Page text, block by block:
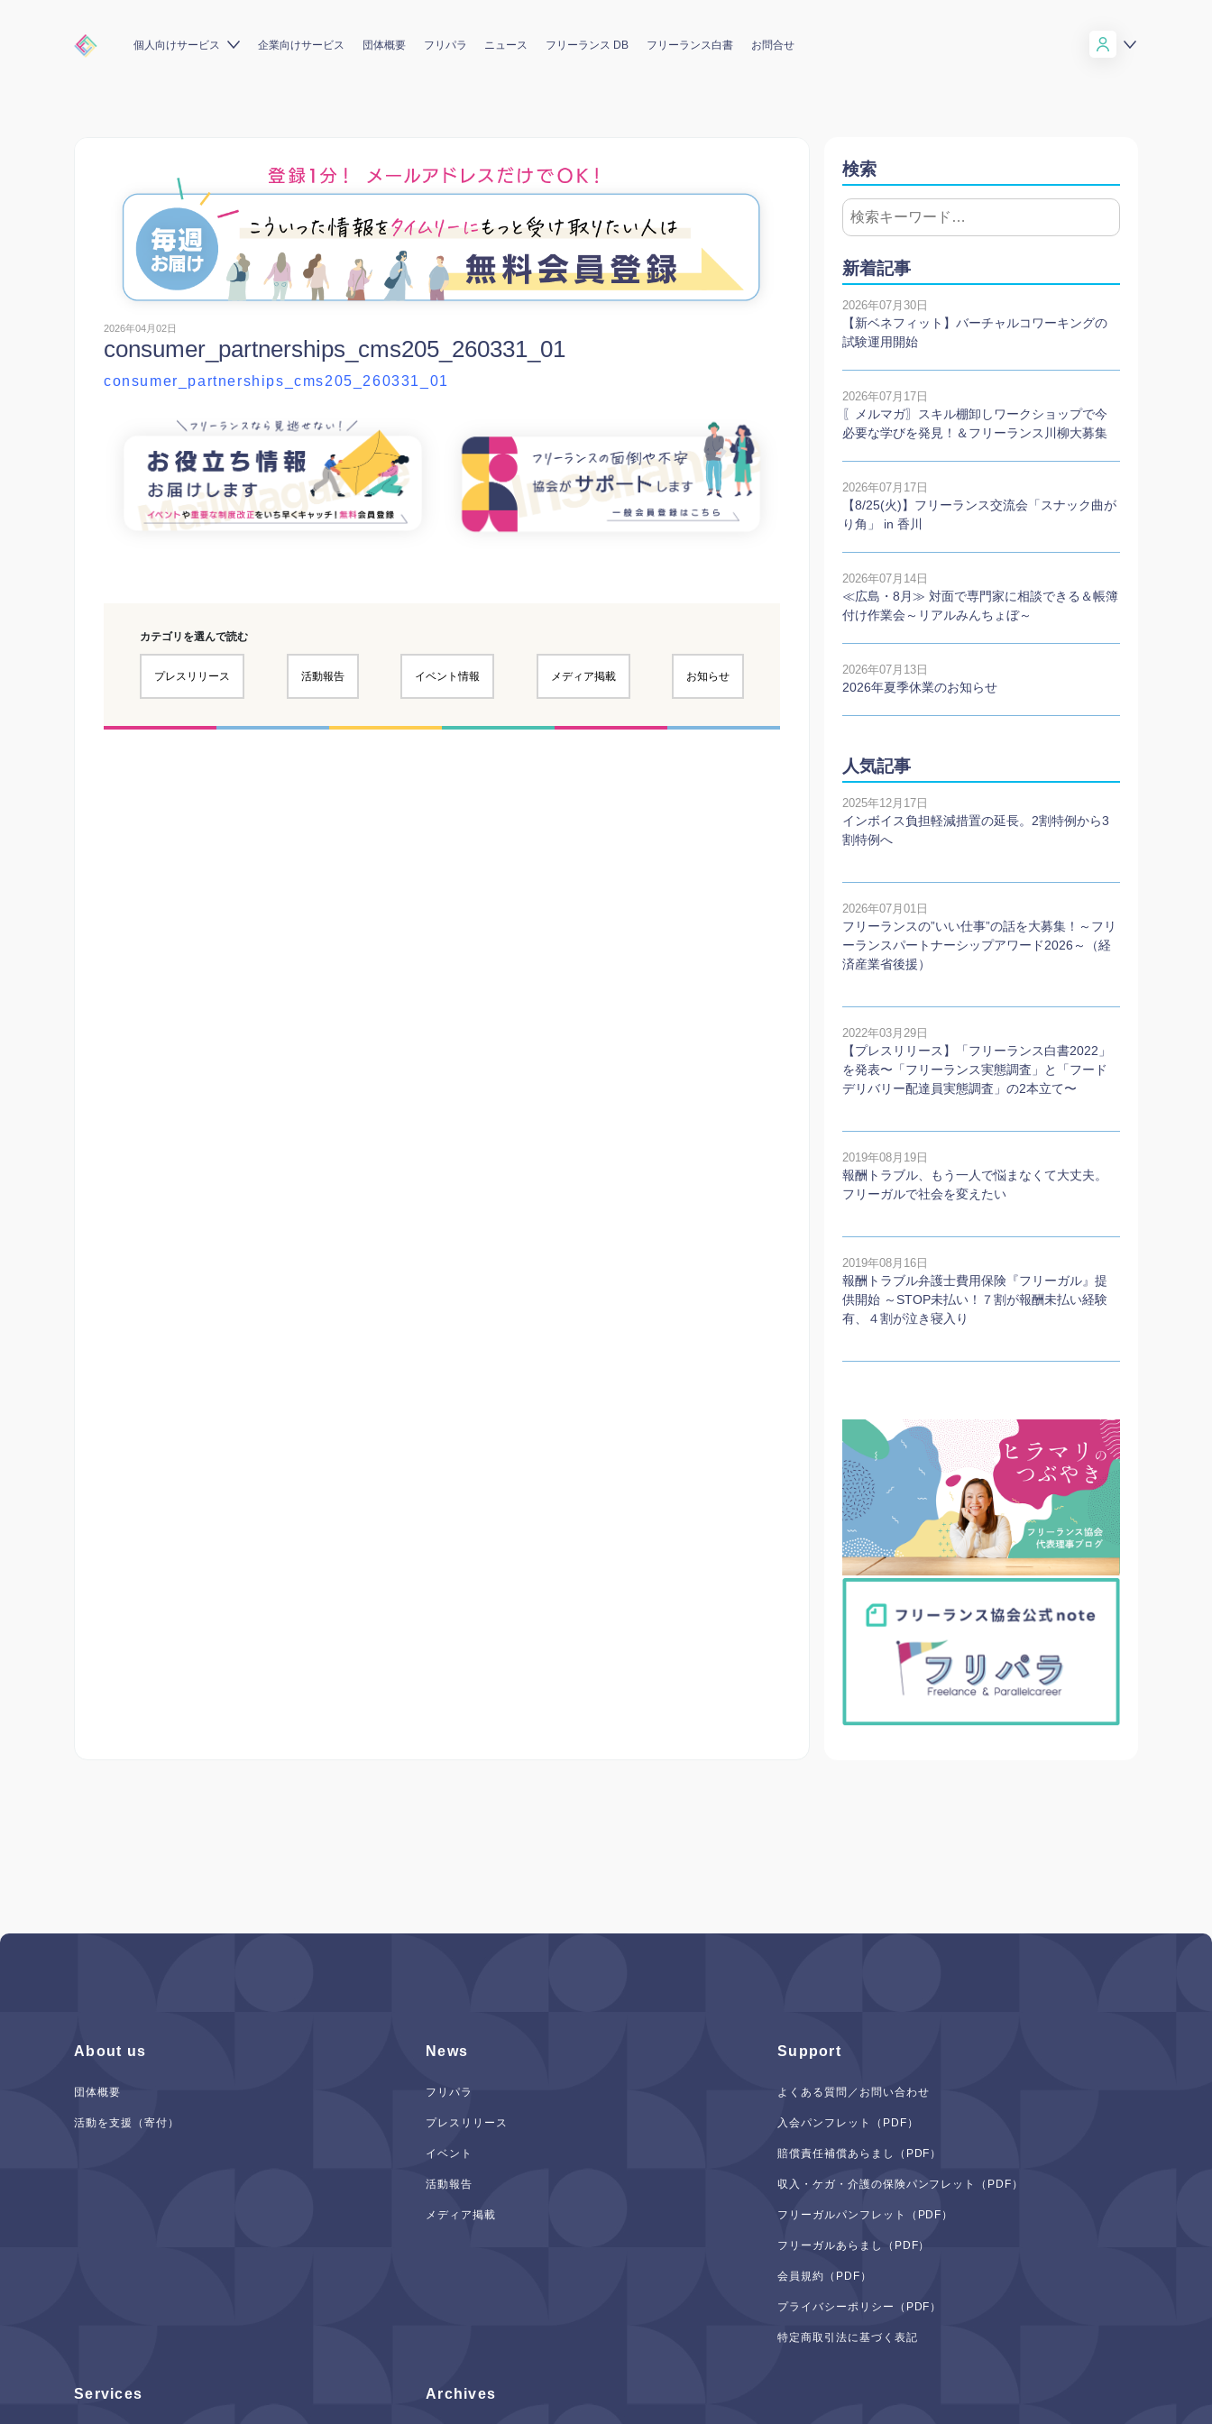
個人向けサービス 企業向けサービス 団体概要 フリパラ ニュース フリーランス DB フリーランス白書 お問合せ
2026年04月02日
consumer_partnerships_cms205_260331_01
consumer_partnerships_cms205_260331_01
カテゴリを選んで読む
プレスリリース 活動報告 イベント情報 メディア掲載 お知らせ
検索
新着記事
2026年07月30日
【新ベネフィット】バーチャルコワーキングの
試験運用開始
2026年07月17日
〖メルマガ〗スキル棚卸しワークショップで今
必要な学びを発見！＆フリーランス川柳大募集
2026年07月17日
【8/25(火)】フリーランス交流会「スナック曲が
り角」 in 香川
2026年07月14日
≪広島・8月≫ 対面で専門家に相談できる＆帳簿
付け作業会～リアルみんちょぼ～
2026年07月13日
2026年夏季休業のお知らせ
人気記事
2025年12月17日
インボイス負担軽減措置の延長。2割特例から3
割特例へ
2026年07月01日
フリーランスの”いい仕事”の話を大募集！～フリ
ーランスパートナーシップアワード2026～（経
済産業省後援）
2022年03月29日
【プレスリリース】「フリーランス白書2022」
を発表〜「フリーランス実態調査」と「フード
デリバリー配達員実態調査」の2本⽴て〜
2019年08月19日
報酬トラブル、もう一人で悩まなくて大丈夫。
フリーガルで社会を変えたい
2019年08月16日
報酬トラブル弁護士費用保険『フリーガル』提
供開始 ～STOP未払い！７割が報酬未払い経験
有、４割が泣き寝入り
About us
団体概要
活動を支援（寄付）
News
フリパラ
プレスリリース
イベント
活動報告
メディア掲載
Support
よくある質問／お問い合わせ
入会パンフレット（PDF）
賠償責任補償あらまし（PDF）
収入・ケガ・介護の保険パンフレット（PDF）
フリーガルパンフレット（PDF）
フリーガルあらまし（PDF）
会員規約（PDF）
プライバシーポリシー（PDF）
特定商取引法に基づく表記
Services Archives